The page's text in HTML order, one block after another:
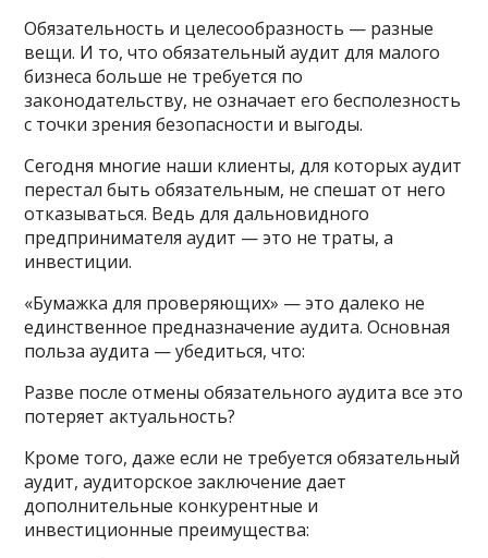
Обязательность и целесообразность — разные
вещи. И то, что обязательный аудит для малого
бизнеса больше не требуется по
законодательству, не означает его бесполезность
с точки зрения безопасности и выгоды.
Сегодня многие наши клиенты, для которых аудит
перестал быть обязательным, не спешат от него
отказываться. Ведь для дальновидного
предпринимателя аудит — это не траты, а
инвестиции.
«Бумажка для проверяющих» — это далеко не
единственное предназначение аудита. Основная
польза аудита — убедиться, что:
Разве после отмены обязательного аудита все это
потеряет актуальность?
Кроме того, даже если не требуется обязательный
аудит, аудиторское заключение дает
дополнительные конкурентные и
инвестиционные преимущества: